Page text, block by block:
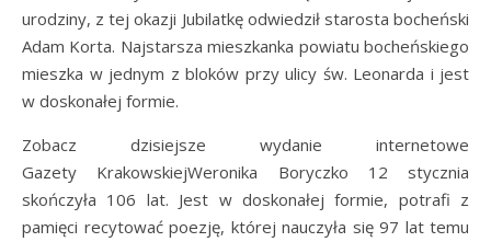
urodziny, z tej okazji Jubilatkę odwiedził starosta bocheński
Adam Korta. Najstarsza mieszkanka powiatu bocheńskiego
mieszka w jednym z bloków przy ulicy św. Leonarda i jest
w doskonałej formie.
Zobacz dzisiejsze wydanie internetowe
Gazety KrakowskiejWeronika Boryczko 12 stycznia
skończyła 106 lat. Jest w doskonałej formie, potrafi z
pamięci recytować poezję, której nauczyła się 97 lat temu